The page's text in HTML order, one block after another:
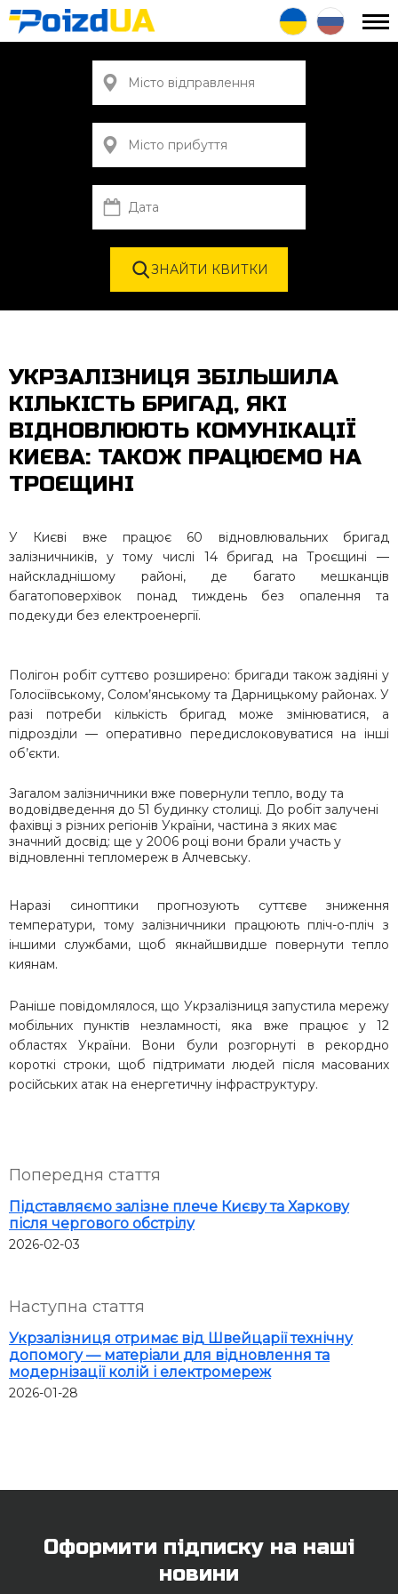
УКРЗАЛІЗНИЦЯ ЗБІЛЬШИЛА
КІЛЬКІСТЬ БРИГАД, ЯКІ
ВІДНОВЛЮЮТЬ КОМУНІКАЦІЇ
КИЄВА: ТАКОЖ ПРАЦЮЄМО НА
ТРОЄЩИНІ
У Києві вже працює 60 відновлювальних бригад
залізничників, у тому числі 14 бригад на Троєщині —
найскладнішому районі, де багато мешканців
багатоповерхівок понад тиждень без опалення та
подекуди без електроенергії.
Полігон робіт суттєво розширено: бригади також задіяні у
Голосіївському, Солом’янському та Дарницькому районах. У
разі потреби кількість бригад може змінюватися, а
підрозділи — оперативно передислоковуватися на інші
об’єкти.
Загалом залізничники вже повернули тепло, воду та
водовідведення до 51 будинку столиці. До робіт залучені
фахівці з різних регіонів України, частина з яких має
значний досвід: ще у 2006 році вони брали участь у
відновленні тепломереж в Алчевську.
Наразі синоптики прогнозують суттєве зниження
температури, тому залізничники працюють пліч-о-пліч з
іншими службами, щоб якнайшвидше повернути тепло
киянам.
Раніше повідомлялося, що Укрзалізниця запустила мережу
мобільних пунктів незламності, яка вже працює у 12
областях України. Вони були розгорнуті в рекордно
короткі строки, щоб підтримати людей після масованих
російських атак на енергетичну інфраструктуру.
Попередня стаття
Підставляємо залізне плече Києву та Харкову
після чергового обстрілу
2026-02-03
Наступна стаття
Укрзалізниця отримає від Швейцарії технічну
допомогу — матеріали для відновлення та
модернізації колій і електромереж
2026-01-28
Оформити підписку на наші
новини